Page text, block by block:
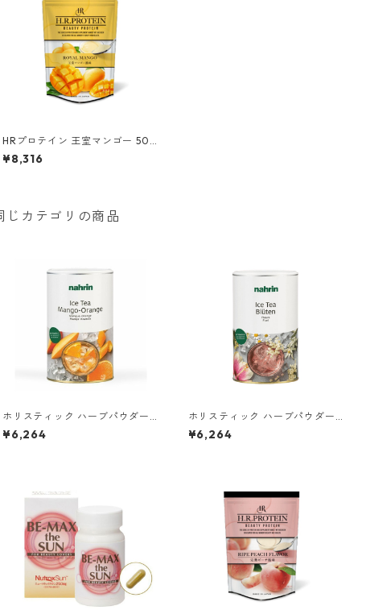
HRプロテイン 王室マンゴー 500
g
¥8,316
じカテゴリの商品
ホリスティック ハーブパウダー
クレンズ
¥6,264
ホリスティック ハーブパウダー
ビューティー
¥6,264